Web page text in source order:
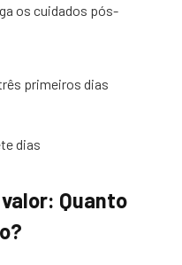
os cuidados pós-
primeiros dias
dias
Quanto